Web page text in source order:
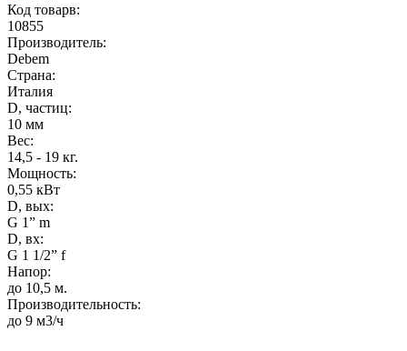
Код товарв:
10855
Производитель:
Debem
Страна:
Италия
D, частиц:
10 мм
Вес:
14,5 - 19 кг.
Мощность:
0,55 кВт
D, вых:
G 1” m
D, вх:
G 1 1/2” f
Напор:
до 10,5 м.
Производительность:
до 9 м3/ч